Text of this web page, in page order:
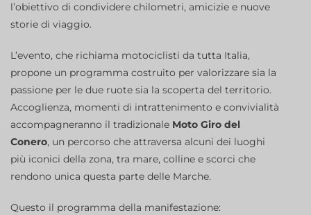
l’obiettivo di condividere chilometri, amicizie e nuove
storie di viaggio.
L’evento, che richiama motociclisti da tutta Italia,
propone un programma costruito per valorizzare sia la
passione per le due ruote sia la scoperta del territorio.
Accoglienza, momenti di intrattenimento e convivialità
accompagneranno il tradizionale Moto Giro del
Conero, un percorso che attraversa alcuni dei luoghi
più iconici della zona, tra mare, colline e scorci che
rendono unica questa parte delle Marche.
Questo il programma della manifestazione: